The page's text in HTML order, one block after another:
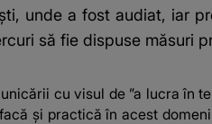
undea fost audiat, iar
să fie dispuse măsuri
cu visul de ”a lucra în
și practică în acest